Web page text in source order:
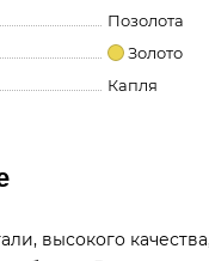
Позолота
Золото
Капля
высокого